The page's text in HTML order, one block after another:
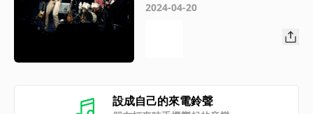
MA,11/17/77)
2024-04-20
設成自己的來電鈴聲